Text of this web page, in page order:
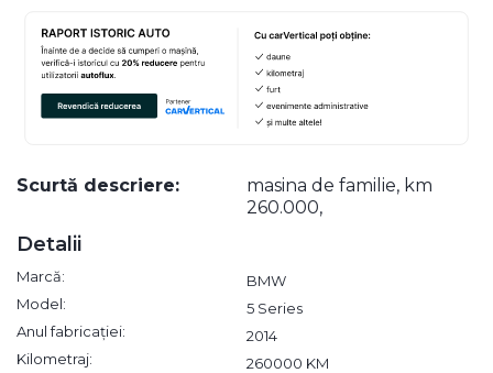
Scurtă descriere:
masina de familie, km
260.000,
Detalii
Marcă:
BMW
Model:
5 Series
Anul fabricației:
2014
Kilometraj:
260000 KM